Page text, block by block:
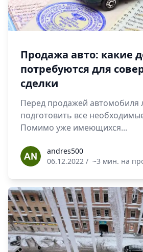
Продажа авто: какие
потребуются для
сделки
Перед продажей автомобиля
подготовить все
Помимо уже имеющихся...
andres500andres500
06.12.2022 / ~3 мин. на